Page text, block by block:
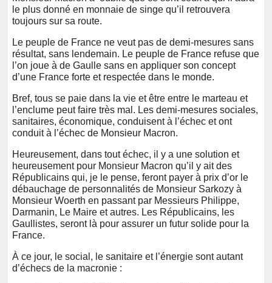
le plus donné en monnaie de singe qu’il retrouvera
toujours sur sa route.
Le peuple de France ne veut pas de demi-mesures sans
résultat, sans lendemain. Le peuple de France refuse que
l’on joue à de Gaulle sans en appliquer son concept
d’une France forte et respectée dans le monde.
Bref, tous se paie dans la vie et être entre le marteau et
l’enclume peut faire très mal. Les demi-mesures sociales,
sanitaires, économique, conduisent à l’échec et ont
conduit à l’échec de Monsieur Macron.
Heureusement, dans tout échec, il y a une solution et
heureusement pour Monsieur Macron qu’il y ait des
Républicains qui, je le pense, feront payer à prix d’or le
débauchage de personnalités de Monsieur Sarkozy à
Monsieur Woerth en passant par Messieurs Philippe,
Darmanin, Le Maire et autres. Les Républicains, les
Gaullistes, seront là pour assurer un futur solide pour la
France.
À ce jour, le social, le sanitaire et l’énergie sont autant
d’échecs de la macronie :